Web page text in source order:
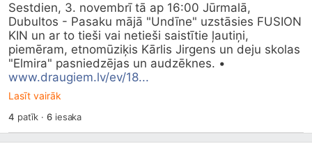
Sestdien, 3. novembrī tā ap 16:00 Jūrmalā,
Dubultos - Pasaku mājā "Undīne" uzstāsies FUSION
KIN un ar to tieši vai netieši saistītie ļautiņi,
piemēram, etnomūziķis Kārlis Jirgens un deju skolas
www.draugiem.lv/ev/18...
Lasīt vairāk
4 patīk ·6iesaka